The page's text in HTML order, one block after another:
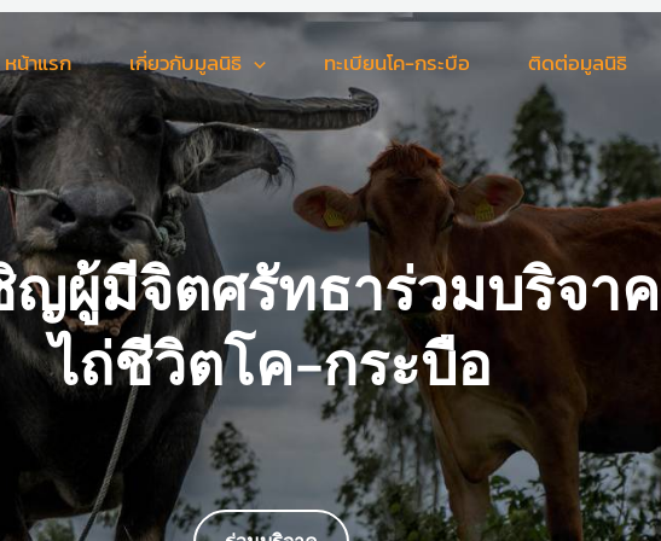
หน้าแรก เกี่ยวกับมูลนิธิ ทะเบียนโค-กระบือ ติดต่อมูลนิธิ
ญผู้มีจิตศรัทธาร่วมบริจาค
ไถ่ชีวิตโค-กระบือ